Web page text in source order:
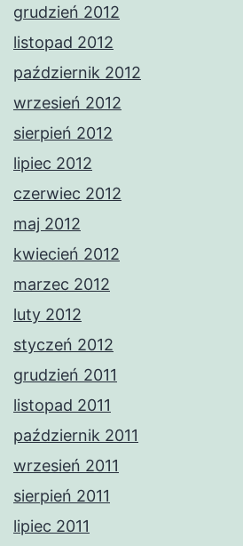
grudzień 2012
listopad 2012
październik 2012
wrzesień 2012
sierpień 2012
lipiec 2012
czerwiec 2012
maj 2012
kwiecień 2012
marzec 2012
luty 2012
styczeń 2012
grudzień 2011
listopad 2011
październik 2011
wrzesień 2011
sierpień 2011
lipiec 2011